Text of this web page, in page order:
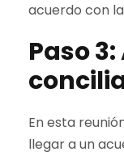
acuerdo con
Paso
En esta
llegar a un